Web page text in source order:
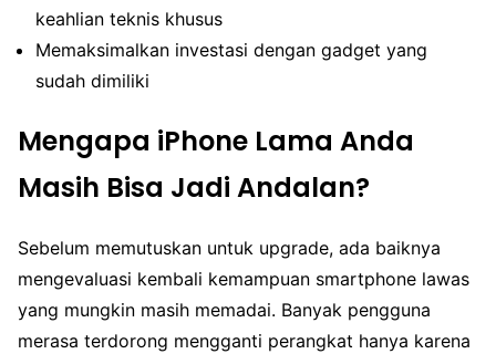
keahlian teknis khusus
Memaksimalkan investasi dengan gadget yang
sudah dimiliki
Mengapa iPhone Lama Anda
Masih Bisa Jadi Andalan?
Sebelum memutuskan untuk upgrade, ada baiknya
mengevaluasi kembali kemampuan smartphone lawas
yang mungkin masih memadai. Banyak pengguna
merasa terdorong mengganti perangkat hanya karena